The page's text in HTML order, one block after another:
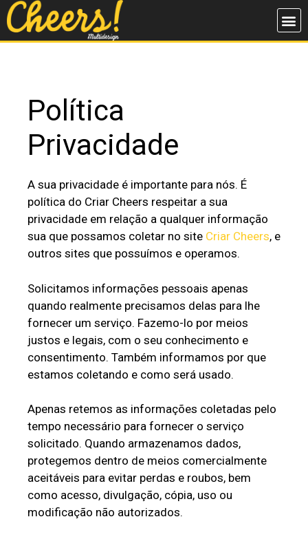
Política
Privacidade
A sua privacidade é importante para nós. É
política do Criar Cheers respeitar a sua
privacidade em relação a qualquer informação
sua que possamos coletar no site Criar Cheers, e
outros sites que possuímos e operamos.
Solicitamos informações pessoais apenas
quando realmente precisamos delas para lhe
fornecer um serviço. Fazemo-lo por meios
justos e legais, com o seu conhecimento e
consentimento. Também informamos por que
estamos coletando e como será usado.
Apenas retemos as informações coletadas pelo
tempo necessário para fornecer o serviço
solicitado. Quando armazenamos dados,
protegemos dentro de meios comercialmente
aceitáveis ​​para evitar perdas e roubos, bem
como acesso, divulgação, cópia, uso ou
modificação não autorizados.